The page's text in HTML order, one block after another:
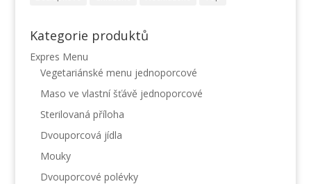
Kategorie produktů
Expres Menu
Vegetariánské menu jednoporcové
Maso ve vlastní šťávě jednoporcové
Sterilovaná příloha
Dvouporcová jídla
Mouky
Dvouporcové polévky